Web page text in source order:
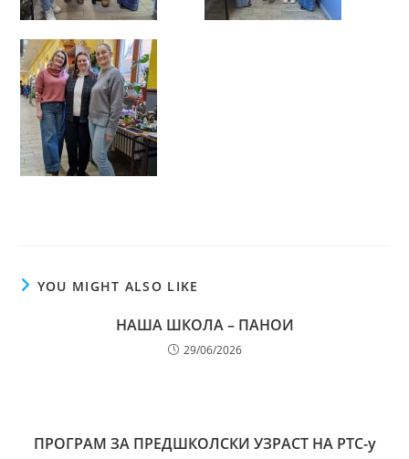
YOU MIGHT ALSO LIKE
НАША ШКОЛА – ПАНОИ
29/06/2026
ПРОГРАМ ЗА ПРЕДШКОЛСКИ УЗРАСТ НА РТС-у